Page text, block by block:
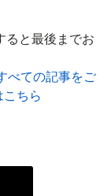
ると最後までお
べての記事をご
ちら